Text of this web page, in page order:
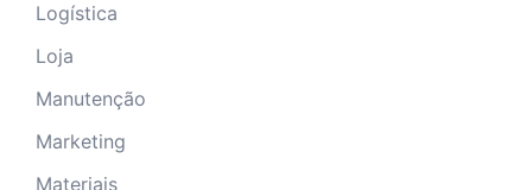
Logística
Loja
Manutenção
Marketing
Materiais